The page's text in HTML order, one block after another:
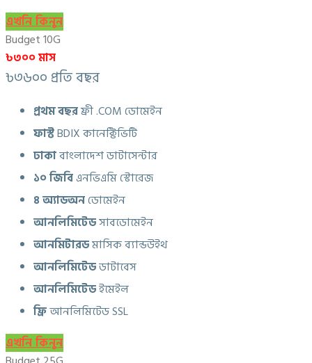
এখনি কিনুন
Budget 10G
৳৩০০ মাস
৳৩৬০০ প্রতি বছর
প্রথম বছরফ্রী .COM ডোমেইন
ফাস্টBDIX কানেক্টিভিটি
ঢাকাবাংলাদেশ ডাটাসেন্টার
১০ জিবিএনভিএমি স্টোরেজ
৪ অ্যাডঅনডোমেইন
আনলিমিটেডসাবডোমেইন
আনমিটারডমাসিক ব্যান্ডউইথ
আনলিমিটেডডাটাবেস
আনলিমিটেডইমেইল
ফ্রিআনলিমিটেড SSL
এখনি কিনুন